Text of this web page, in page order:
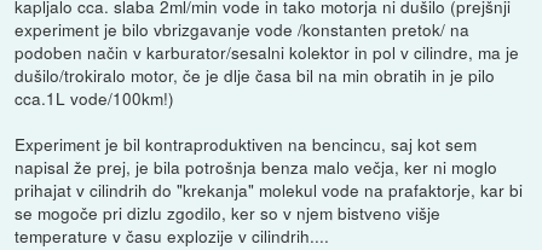
kapljalo cca. slaba 2ml/min vode in tako motorja ni dušilo (prejšnji
experiment je bilo vbrizgavanje vode /konstanten pretok/ na
podoben način v karburator/sesalni kolektor in pol v cilindre, ma je
dušilo/trokiralo motor, če je dlje časa bil na min obratih in je pilo
cca.1L vode/100km!)
Experiment je bil kontraproduktiven na bencincu, saj kot sem
napisal že prej, je bila potrošnja benza malo večja, ker ni moglo
prihajat v cilindrih do "krekanja" molekul vode na prafaktorje, kar bi
se mogoče pri dizlu zgodilo, ker so v njem bistveno višje
temperature v času explozije v cilindrih....